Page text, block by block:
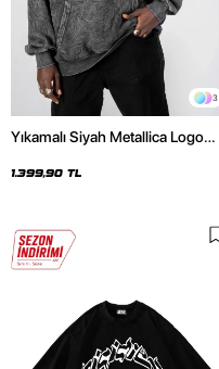
3
Yıkamalı Siyah Metallica Logo
1.399,90 TL